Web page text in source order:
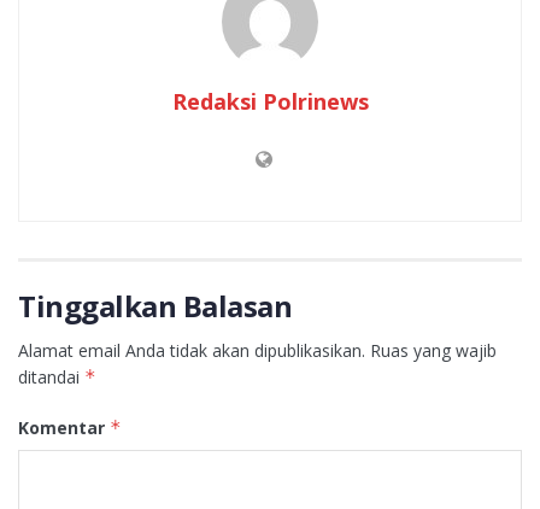
Redaksi Polrinews
Tinggalkan Balasan
Alamat email Anda tidak akan dipublikasikan. Ruas yang wajib
ditandai *
Komentar *